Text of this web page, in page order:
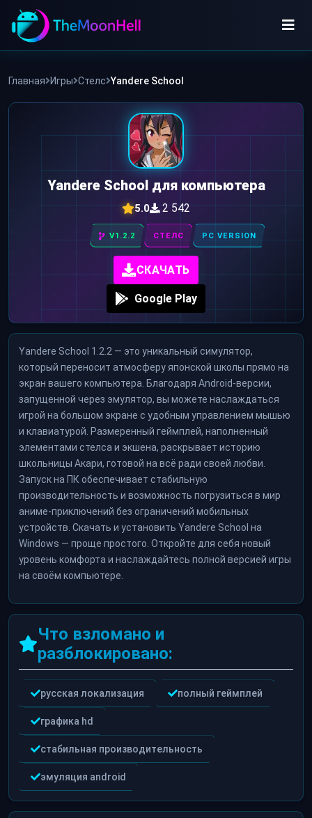
Skip
content
ПРИЛОЖЕНИЯ
Главная Игры Стелс Yandere School
Yandere School для компьютера
5.0 2 542
PC VERSION
СТЕЛС
V1.2.2
СКАЧАТЬ
Google Play
Yandere School 1.2.2 — это уникальный симулятор,
который переносит атмосферу японской школы прямо на
экран вашего компьютера. Благодаря Android-версии,
запущенной через эмулятор, вы можете наслаждаться
игрой на большом экране с удобным управлением мышью
и клавиатурой. Размеренный геймплей, наполненный
элементами стелса и экшена, раскрывает историю
школьницы Акари, готовой на всё ради своей любви.
Запуск на ПК обеспечивает стабильную
производительность и возможность погрузиться в мир
аниме-приключений без ограничений мобильных
устройств. Скачать и установить Yandere School на
Windows — проще простого. Откройте для себя новый
уровень комфорта и наслаждайтесь полной версией игры
на своём компьютере.
Что взломано и
разблокировано:
русская локализация полный геймплей
графика hd
стабильная производительность
эмуляция android